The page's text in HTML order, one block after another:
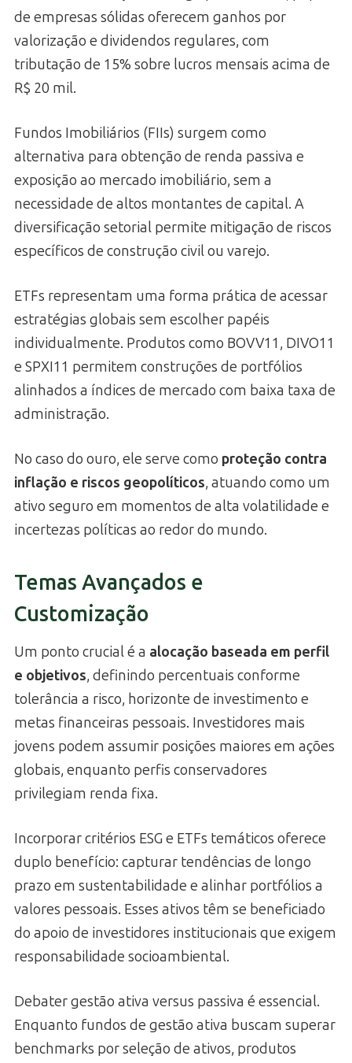
de empresas sólidas oferecem ganhos por
valorização e dividendos regulares, com
tributação de 15% sobre lucros mensais acima de
R$ 20 mil.
Fundos Imobiliários (FIIs) surgem como
alternativa para obtenção de renda passiva e
exposição ao mercado imobiliário, sem a
necessidade de altos montantes de capital. A
diversificação setorial permite mitigação de riscos
específicos de construção civil ou varejo.
ETFs representam uma forma prática de acessar
estratégias globais sem escolher papéis
individualmente. Produtos como BOVV11, DIVO11
e SPXI11 permitem construções de portfólios
alinhados a índices de mercado com baixa taxa de
administração.
No caso do ouro, ele serve como proteção contra
inflação e riscos geopolíticos, atuando como um
ativo seguro em momentos de alta volatilidade e
incertezas políticas ao redor do mundo.
Temas Avançados e
Customização
Um ponto crucial é a alocação baseada em perfil
e objetivos, definindo percentuais conforme
tolerância a risco, horizonte de investimento e
metas financeiras pessoais. Investidores mais
jovens podem assumir posições maiores em ações
globais, enquanto perfis conservadores
privilegiam renda fixa.
Incorporar critérios ESG e ETFs temáticos oferece
duplo benefício: capturar tendências de longo
prazo em sustentabilidade e alinhar portfólios a
valores pessoais. Esses ativos têm se beneficiado
do apoio de investidores institucionais que exigem
responsabilidade socioambiental.
Debater gestão ativa versus passiva é essencial.
Enquanto fundos de gestão ativa buscam superar
benchmarks por seleção de ativos, produtos